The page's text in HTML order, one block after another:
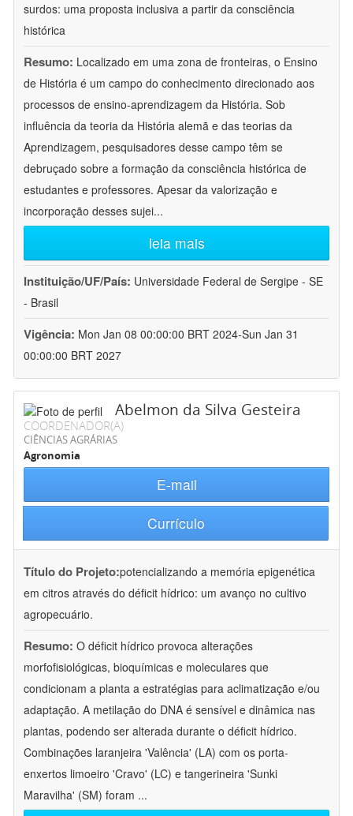
surdos: uma proposta inclusiva a partir da consciência
histórica
Resumo: Localizado em uma zona de fronteiras, o Ensino
de História é um campo do conhecimento direcionado aos
processos de ensino-aprendizagem da História. Sob
influência da teoria da História alemã e das teorias da
Aprendizagem, pesquisadores desse campo têm se
debruçado sobre a formação da consciência histórica de
estudantes e professores. Apesar da valorização e
incorporação desses sujei...
leia mais
Instituição/UF/País: Universidade Federal de Sergipe - SE
- Brasil
Vigência: Mon Jan 08 00:00:00 BRT 2024-Sun Jan 31
00:00:00 BRT 2027
Abelmon da Silva Gesteira
COORDENADOR(A)
CIÊNCIAS AGRÁRIAS
Agronomia
E-mail
Currículo
Título do Projeto:potencializando a memória epigenética
em citros através do déficit hídrico: um avanço no cultivo
agropecuário.
Resumo: O déficit hídrico provoca alterações
morfofisiológicas, bioquímicas e moleculares que
condicionam a planta a estratégias para aclimatização e/ou
adaptação. A metilação do DNA é sensível e dinâmica nas
plantas, podendo ser alterada durante o déficit hídrico.
Combinações laranjeira 'Valência' (LA) com os porta-
enxertos limoeiro 'Cravo' (LC) e tangerineira 'Sunki
Maravilha' (SM) foram ...